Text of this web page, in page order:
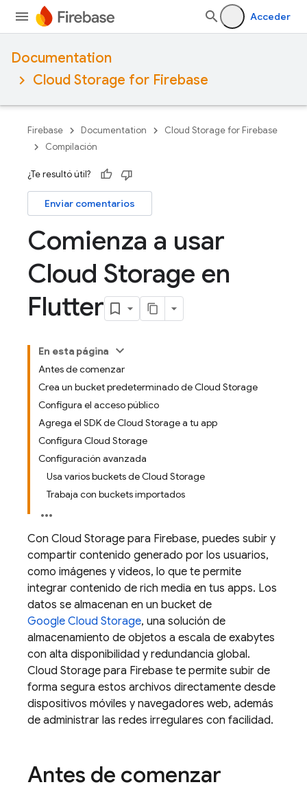
Acceder
Documentation
Cloud Storage for Firebase
Firebase Documentation
Cloud Storage for Firebase
Compilación
¿Te resultó útil?
Enviar comentarios
Comienza a usar
Cloud Storage en
Flutter
En esta página
Antes de comenzar
Crea un bucket predeterminado de Cloud Storage
Configura el acceso público
Agrega el SDK de Cloud Storage a tu app
Configura Cloud Storage
Configuración avanzada
Usa varios buckets de Cloud Storage
Trabaja con buckets importados
Con Cloud Storage para Firebase, puedes subir y
compartir contenido generado por los usuarios,
como imágenes y videos, lo que te permite
integrar contenido de rich media en tus apps. Los
datos se almacenan en un bucket de
Google Cloud Storage, una solución de
almacenamiento de objetos a escala de exabytes
con alta disponibilidad y redundancia global.
Cloud Storage para Firebase te permite subir de
forma segura estos archivos directamente desde
dispositivos móviles y navegadores web, además
de administrar las redes irregulares con facilidad.
Antes de comenzar